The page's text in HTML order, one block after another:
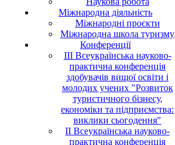
Міжнародна діяльність
Міжнародні проєкти
Міжнародна школа туризму
Конференції
ІII Всеукраїнська науково-
практична конференція
здобувачів вищої освіти і
молодих учених "Розвиток
туристичного бізнесу,
економіки та підприємства:
виклики сьогодення"
II Всеукраїнська науково-
практична конференція